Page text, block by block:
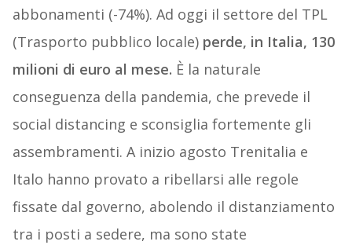
abbonamenti (-74%). Ad oggi il settore del TPL
(Trasporto pubblico locale) perde, in Italia, 130
milioni di euro al mese. È la naturale
conseguenza della pandemia, che prevede il
social distancing e sconsiglia fortemente gli
assembramenti. A inizio agosto Trenitalia e
Italo hanno provato a ribellarsi alle regole
fissate dal governo, abolendo il distanziamento
tra i posti a sedere, ma sono state